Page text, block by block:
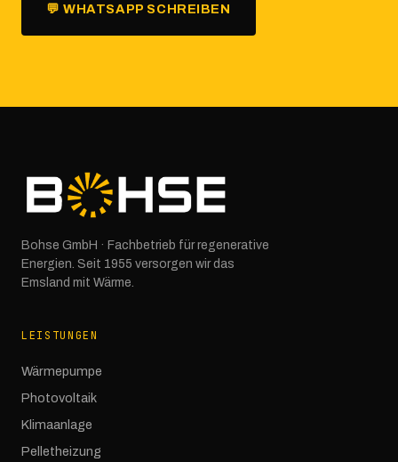
💬 WHATSAPP SCHREIBEN
Bohse GmbH · Fachbetrieb für regenerative
Energien. Seit 1955 versorgen wir das
Emsland mit Wärme.
LEISTUNGEN
Wärmepumpe
Photovoltaik
Klimaanlage
Pelletheizung